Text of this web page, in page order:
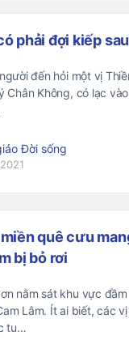
phải đợi kiếp
đến hỏi một vị
Chân Không, có lạc
Đời sống
quê cưu
bị bỏ rơi
nằm sát khu vực
Lâm. Ít ai biết, các
tu…